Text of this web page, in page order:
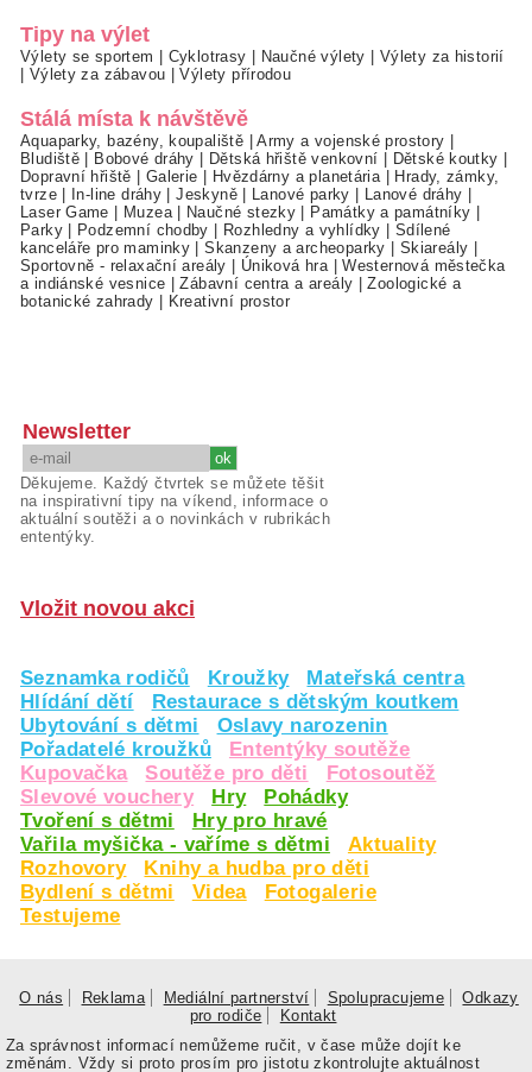
Tipy na výlet
Výlety se sportem Cyklotrasy Naučné výlety
Výlety za historií
Výlety za zábavou |Výlety přírodou
Stálá místa k návštěvě
Aquaparky, bazény, koupaliště |Army a vojenské prostory
Bludiště
Bobové dráhy Dětská hřiště venkovní Dětské koutky
Dopravní hřiště
Galerie Hvězdárny a planetária
Hrady, zámky,
tvrze| In-line dráhy |Jeskyně| Lanové parky Lanové dráhy
Laser Game
Muzea| Naučné stezky Památky a památníky
Parky| Podzemní chodby Rozhledny a vyhlídky
Sdílené
kanceláře pro maminky |Skanzeny a archeoparky Skiareály
Sportovně - relaxační areály
Úniková hra |Westernová městečka
a indiánské vesnice |Zábavní centra a areály |Zoologické a
botanické zahrady
Kreativní prostor
Newsletter
Děkujeme. Každý čtvrtek se můžete těšit
na inspirativní tipy na víkend, informace o
aktuální soutěži a o novinkách v rubrikách
ententýky.
Vložit novou akci
Seznamka rodičů Kroužky
Mateřská centra
Hlídání dětí
Restaurace s dětským koutkem
Ubytování s dětmi
Oslavy narozenin
Pořadatelé kroužků
Ententýky soutěže
Kupovačka
Soutěže pro děti
Fotosoutěž
Slevové vouchery
Hry
Pohádky
Tvoření s dětmi
Hry pro hravé
Vařila myšička - vaříme s dětmi
Aktuality
Rozhovory
Knihy a hudba pro děti
Bydlení s dětmi
Videa
Fotogalerie
Testujeme
O nás Reklama Mediální partnerství Spolupracujeme
Odkazy
pro rodiče
Kontakt
Za správnost informací nemůžeme ručit, v čase může dojít ke
změnám. Vždy si proto prosím pro jistotu zkontrolujte aktuálnost